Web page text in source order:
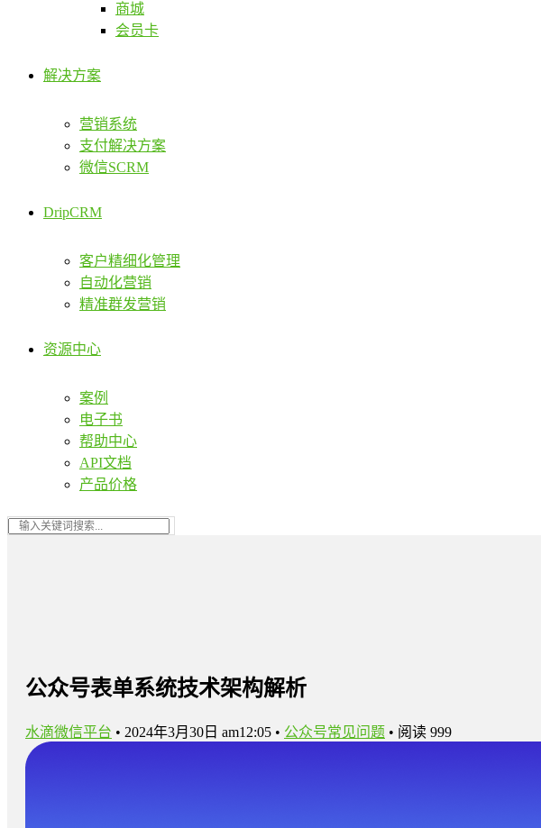
商城
会员卡
解决方案
营销系统
支付解决方案
微信SCRM
DripCRM
客户精细化管理
自动化营销
精准群发营销
资源中心
案例
电子书
帮助中心
API文档
产品价格
公众号表单系统技术架构解析
水滴微信平台 • 2024年3月30日 am12:05 • 公众号常见问题 • 阅读 999